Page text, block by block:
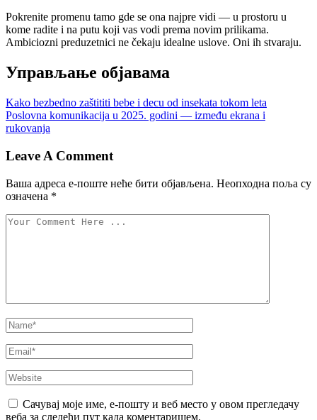
Pokrenite promenu tamo gde se ona najpre vidi — u prostoru u
kome radite i na putu koji vas vodi prema novim prilikama.
Ambiciozni preduzetnici ne čekaju idealne uslove. Oni ih stvaraju.
Управљање објавама
Kako bezbedno zaštititi bebe i decu od insekata tokom leta
Poslovna komunikacija u 2025. godini — između ekrana i
rukovanja
Leave A Comment
Ваша адреса е-поште неће бити објављена. Неопходна поља су
означена *
Сачувај моје име, е-пошту и веб место у овом прегледачу
веба за следећи пут када коментаришем.